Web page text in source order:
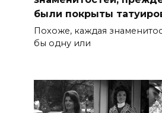
были покрыты
Похоже, каждая
бы одну или